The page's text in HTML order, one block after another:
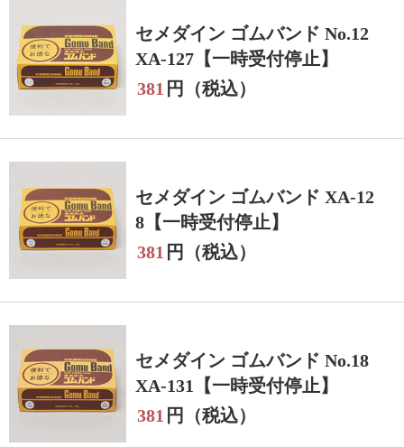
セメダイン ゴムバンド No.12
XA-127【一時受付停止】
381 円（税込）
セメダイン ゴムバンド XA-12
8【一時受付停止】
381 円（税込）
セメダイン ゴムバンド No.18
XA-131【一時受付停止】
381 円（税込）